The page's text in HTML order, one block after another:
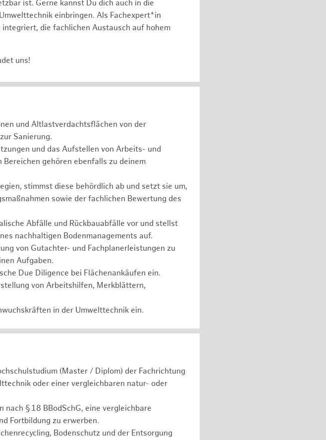
ist. Gerne kannst Du dich auch in die
einbringen. Als Fachexpert*in
die fachlichen Austausch auf hohem
uns!
und Altlastverdachtsflächen von der
Sanierung.
und das Aufstellen von Arbeits- und
gehören ebenfalls zu deinem
stimmst diese behördlich ab und setzt sie um,
sowie der fachlichen Bewertung des
Abfälle und Rückbauabfälle vor und stellst
nachhaltigen Bodenmanagements auf.
von Gutachter- und Fachplanerleistungen zu
Aufgaben.
Due Diligence bei Flächenankäufen ein.
von Arbeitshilfen, Merkblättern,
in der Umwelttechnik ein.
(Master / Diplom) der Fachrichtung
oder einer vergleichbaren natur- oder
§ 18 BBodSchG, eine vergleichbare
Fortbildung zu erwerben.
Bodenschutz und der Entsorgung